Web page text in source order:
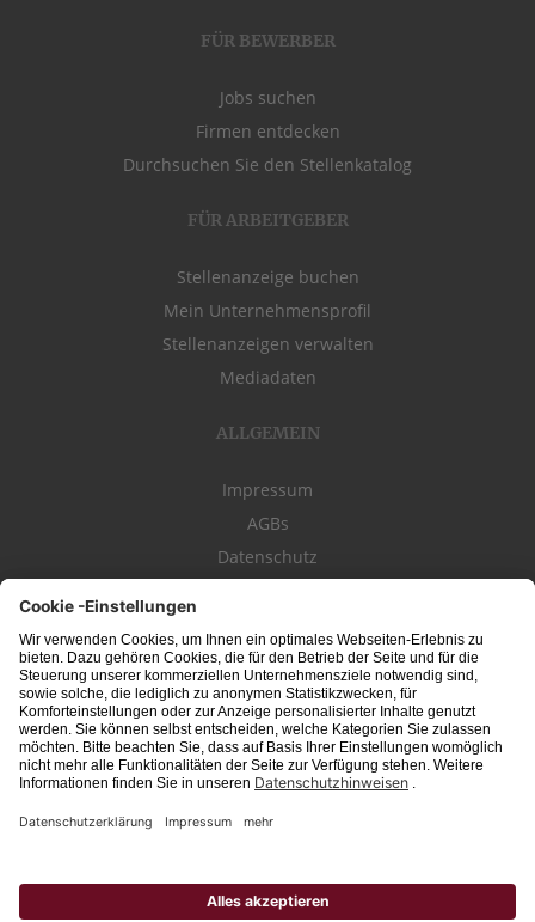
FÜR BEWERBER
Jobs suchen
Firmen entdecken
Durchsuchen Sie den Stellenkatalog
FÜR ARBEITGEBER
Stellenanzeige buchen
Mein Unternehmensprofil
Stellenanzeigen verwalten
Mediadaten
ALLGEMEIN
Impressum
AGBs
Datenschutz
schwäbischeJOBS - die Stellenbörse für die RegionBodensee, Schwaben,
Ostalbund Allgäu. Alle Jobs im Süden!
Auszubildende, Berufseinsteiger, Fachkräfte und Führungskräfte! Aktuelle
Zeitung, Aalener Nachrichten, Lindauer Zeitung, Gränzbote, Heuberger Bote
Südfinder(ehem. Südjob / jobsüd).